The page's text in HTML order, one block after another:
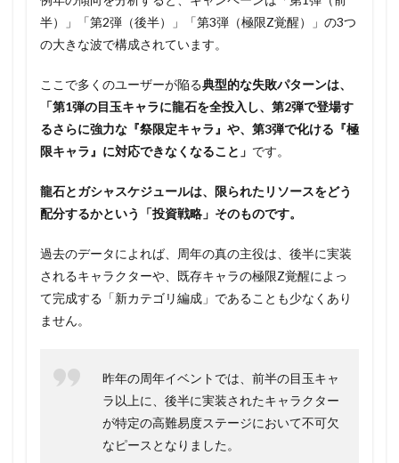
半）」「第2弾（後半）」「第3弾（極限Z覚醒）」の3つ
の大きな波で構成されています。
ここで多くのユーザーが陥る典型的な失敗パターンは、
「第1弾の目玉キャラに龍石を全投入し、第2弾で登場す
るさらに強力な『祭限定キャラ』や、第3弾で化ける『極
限キャラ』に対応できなくなること」 です。
龍石とガシャスケジュールは、限られたリソースをどう
配分するかという「投資戦略」そのものです。
過去のデータによれば、周年の真の主役は、後半に実装
されるキャラクターや、既存キャラの極限Z覚醒によっ
て完成する「新カテゴリ編成」であることも少なくあり
ません。
昨年の周年イベントでは、前半の目玉キャ
ラ以上に、後半に実装されたキャラクター
が特定の高難易度ステージにおいて不可欠
なピースとなりました。